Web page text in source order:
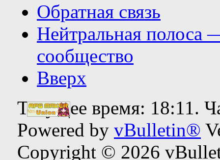
Обратная связь
Нейтральная полоса
сообщество
Вверх
Текущее время: 18:11.
Powered by vBulletin®
Copyright © 2026